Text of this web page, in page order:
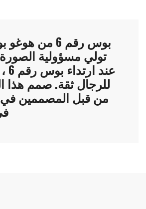
بوس رقم 6 من
تولي مسؤولية
للرجال ثقة. صمم هذا
من قبل المصممين